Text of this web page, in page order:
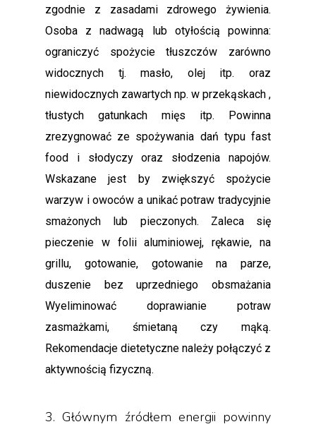
zgodnie z zasadami zdrowego żywienia.
Osoba z nadwagą lub otyłością powinna:
ograniczyć spożycie tłuszczów zarówno
widocznych tj. masło, olej itp. oraz
niewidocznych zawartych np. w przekąskach ,
tłustych gatunkach mięs itp. Powinna
zrezygnować ze spożywania dań typu fast
food i słodyczy oraz słodzenia napojów.
Wskazane jest by zwiększyć spożycie
warzyw i owoców a unikać potraw tradycyjnie
smażonych lub pieczonych. Zaleca się
pieczenie w folii aluminiowej, rękawie, na
grillu, gotowanie, gotowanie na parze,
duszenie bez uprzedniego obsmażania
Wyeliminować doprawianie potraw
zasmażkami, śmietaną czy mąką.
Rekomendacje dietetyczne należy połączyć z
aktywnością fizyczną.
3. Głównym źródłem energii powinny